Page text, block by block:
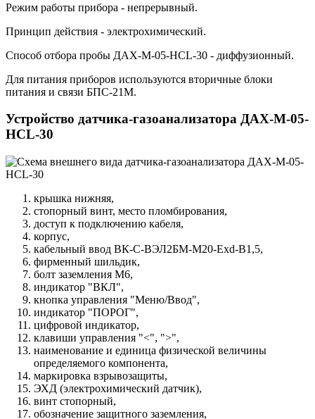
Режим работы прибора - непрерывный.
Принцип действия - электрохимический.
Способ отбора пробы ДАХ-М-05-HCL-30 - диффузионный.
Для питания приборов используются вторичные блоки
питания и связи БПС-21М.
Устройство датчика-газоанализатора ДАХ-М-05-
HCL-30
крышка нижняя,
стопорный винт, место пломбирования,
доступ к подключению кабеля,
корпус,
кабельный ввод ВК-С-ВЭЛ2БМ-М20-Exd-В1,5,
фирменный шильдик,
болт заземления М6,
индикатор "ВКЛ",
кнопка управления "Меню/Ввод",
индикатор "ПОРОГ",
цифровой индикатор,
клавиши управления "<", ">",
наименование и единица физической величины
определяемого компонента,
маркировка взрывозащиты,
ЭХД (электрохимический датчик),
винт стопорный,
обозначение защитного заземления,